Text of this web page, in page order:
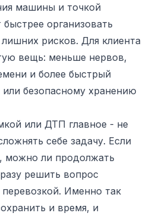
машины и точкой
организовать
рисков. Для клиента
вещь: меньше нервов,
и более быстрый
безопасному хранению
или ДТП главное - не
себе задачу. Если
можно ли продолжать
решить вопрос
Именно так
и время, и